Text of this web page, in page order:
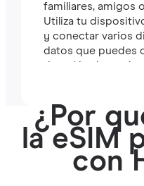
familiares, amigos
Utiliza tu
y conectar varios
datos que puedes
duración de tu
¿Por
la eSIM
con